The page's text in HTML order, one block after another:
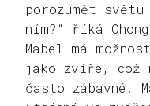
porozumět
ním?“ říká
Mabel má
jako zvíře, což
často zábavné.